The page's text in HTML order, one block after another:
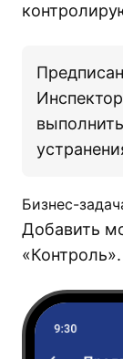
Бизнес-
Добавить
«Контроль».